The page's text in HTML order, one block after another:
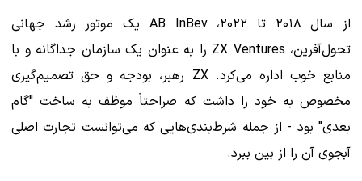
از سال ۲۰۱۸ تا ۲۰۲۲، AB InBev یک موتور رشد جهانی
تحول‌آفرین، ZX Ventures را به عنوان یک سازمان جداگانه و با
منابع خوب اداره می‌کرد. ZX رهبر، بودجه و حق تصمیم‌گیری
مخصوص به خود را داشت که صراحتاً موظف به ساخت "گام
بعدی" بود - از جمله شرط‌بندی‌هایی که می‌توانست تجارت اصلی
آبجوی آن را از بین ببرد.